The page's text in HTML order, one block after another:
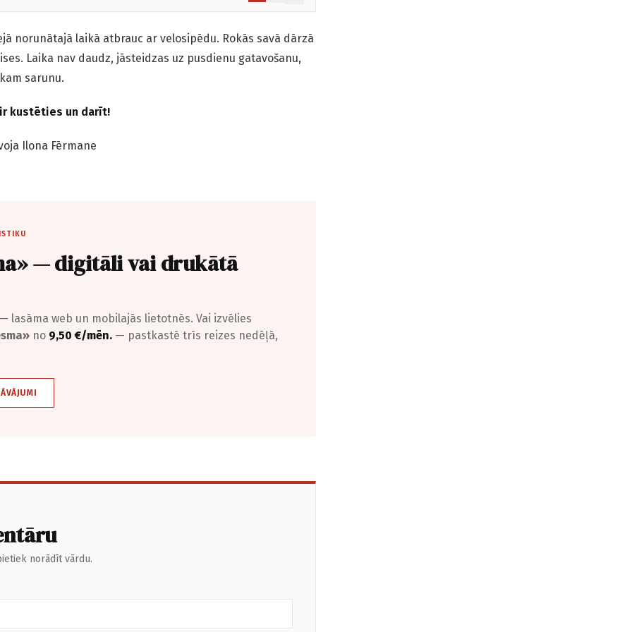
norunātajā laikā atbrauc ar velosipēdu. Rokās savā dārzā
Laika nav daudz, jāsteidzas uz pusdienu gatavošanu,
sarunu.
ir kustēties un darīt!
Ilona Fērmane
— digitāli vai drukātā
lasāma web un mobilajās lietotnēs. Vai izvēlies
no 9,50 €/mēn. — pastkastē trīs reizes nedēļā,
norādīt vārdu.